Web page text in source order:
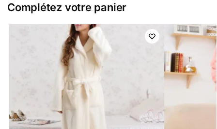
Complétez votre panier